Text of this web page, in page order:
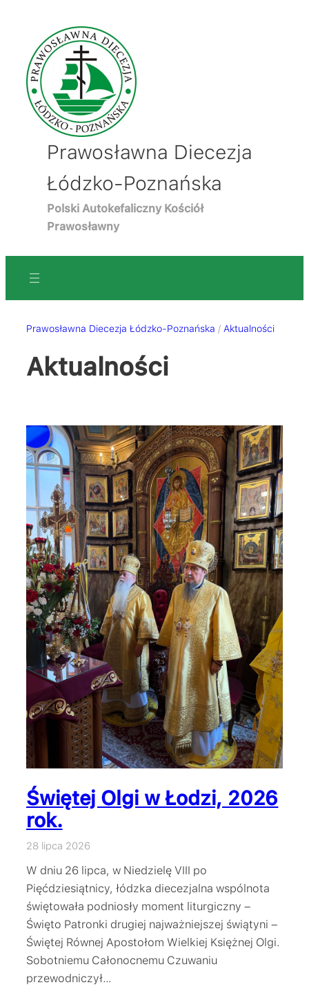
Prawosławna Diecezja
Łódzko-Poznańska
Polski Autokefaliczny Kościół
Prawosławny
Prawosławna Diecezja Łódzko-Poznańska / Aktualności
Aktualności
Świętej Olgi w Łodzi, 2026
rok.
28 lipca 2026
W dniu 26 lipca, w Niedzielę VIII po
Pięćdziesiątnicy, łódzka diecezjalna wspólnota
świętowała podniosły moment liturgiczny –
Święto Patronki drugiej najważniejszej świątyni –
Świętej Równej Apostołom Wielkiej Księżnej Olgi.
Sobotniemu Całonocnemu Czuwaniu
przewodniczył…